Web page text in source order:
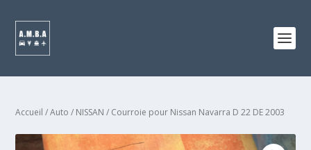
Accueil /Auto / NISSAN / Courroie pour Nissan Navarra D 22 DE 2003